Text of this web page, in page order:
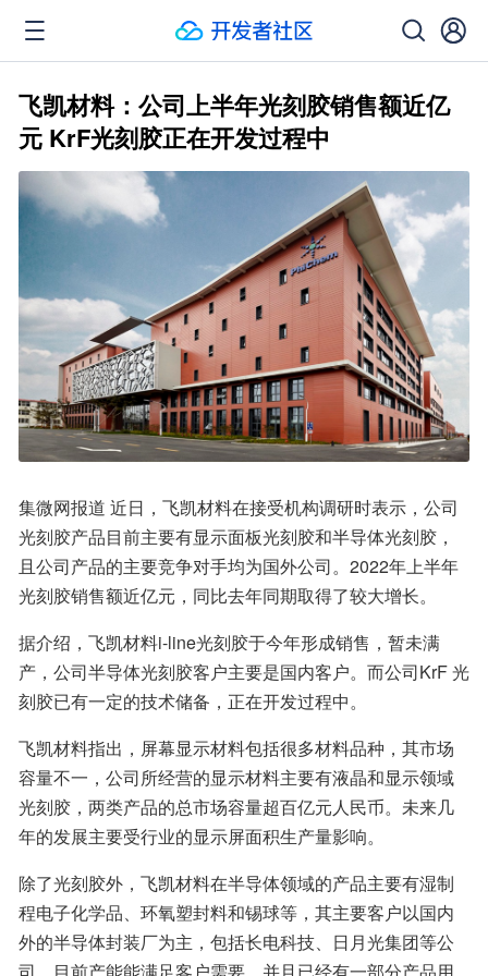
飞凯材料：公司上半年光刻胶销售额近亿
元 KrF光刻胶正在开发过程中
集微网报道 近日，飞凯材料在接受机构调研时表示，公司
光刻胶产品目前主要有显示面板光刻胶和半导体光刻胶，
且公司产品的主要竞争对手均为国外公司。2022年上半年
光刻胶销售额近亿元，同比去年同期取得了较大增长。
据介绍，飞凯材料i-line光刻胶于今年形成销售，暂未满
产，公司半导体光刻胶客户主要是国内客户。而公司KrF 光
刻胶已有一定的技术储备，正在开发过程中。
飞凯材料指出，屏幕显示材料包括很多材料品种，其市场
容量不一，公司所经营的显示材料主要有液晶和显示领域
光刻胶，两类产品的总市场容量超百亿元人民币。未来几
年的发展主要受行业的显示屏面积生产量影响。
除了光刻胶外，飞凯材料在半导体领域的产品主要有湿制
程电子化学品、环氧塑封料和锡球等，其主要客户以国内
外的半导体封装厂为主，包括长电科技、日月光集团等公